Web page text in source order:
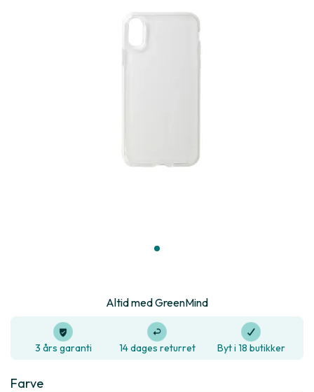
Altid med GreenMind
3 års garanti 14 dages returret Byt i 18 butikker
Farve